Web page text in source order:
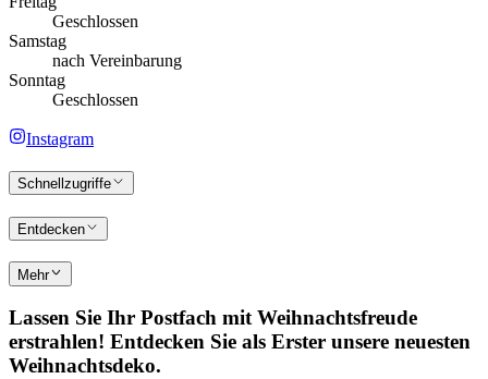
Geschlossen
Samstag
nach Vereinbarung
Sonntag
Geschlossen
Instagram
Schnellzugriffe
Entdecken
Mehr
Lassen Sie Ihr Postfach mit Weihnachtsfreude
erstrahlen! Entdecken Sie als Erster unsere neuesten
Weihnachtsdeko.